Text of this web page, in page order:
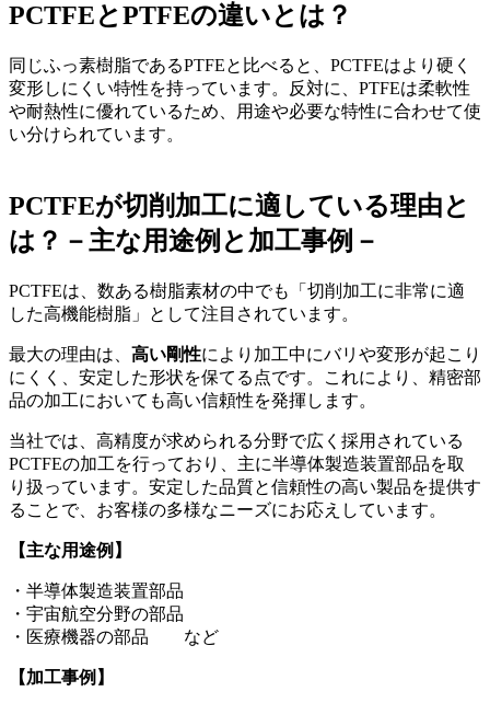
PCTFEとPTFEの違いとは？
同じふっ素樹脂であるPTFEと比べると、 PCTFEはより硬く
変形しにくい特性を持っています。反対に、 PTFEは柔軟性
や耐熱性に優れているため、用途や必要な特性に合わせて使
い分けられています。
PCTFEが切削加工に適している理由と
は？－主な用途例と加工事例－
PCTFEは、数ある樹脂素材の中でも「切削加工に非常に適
した高機能樹脂」として注目されています。
最大の理由は、 高い剛性により加工中にバリや変形が起こり
にくく、安定した形状を保てる点です。これにより、精密部
品の加工においても高い信頼性を発揮します。
当社では、高精度が求められる分野で広く採用されている
PCTFEの加工を行っており、主に半導体製造装置部品を取
り扱っています。安定した品質と信頼性の高い製品を提供す
ることで、お客様の多様なニーズにお応えしています。
【主な用途例】
・半導体製造装置部品
・宇宙航空分野の部品
・医療機器の部品 など
【加工事例】